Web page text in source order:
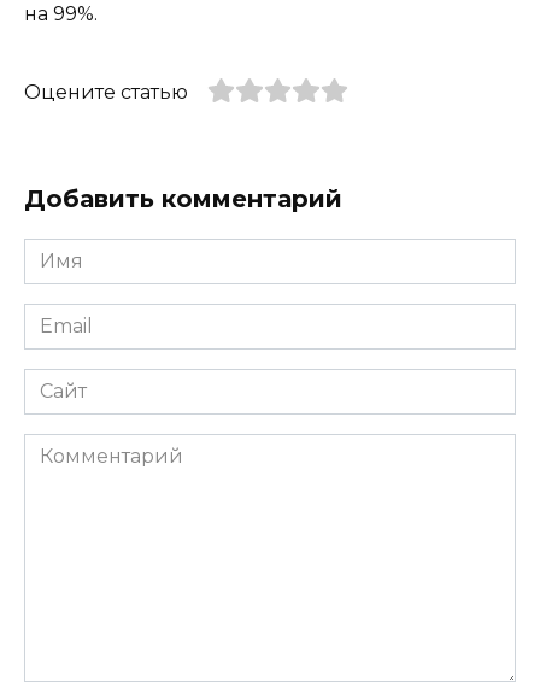
на 99%.
Оцените статью
Добавить комментарий
Имя
*
Email
*
Сайт
Комментарий